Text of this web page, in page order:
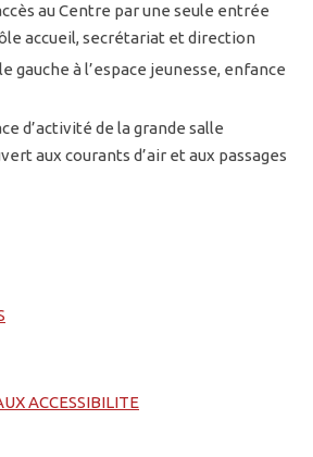
au Centre par une seule entrée
accueil, secrétariat et direction
gauche à l’espace jeunesse, enfance
d’activité de la grande salle
aux courants d’air et aux passages
ACCESSIBILITE